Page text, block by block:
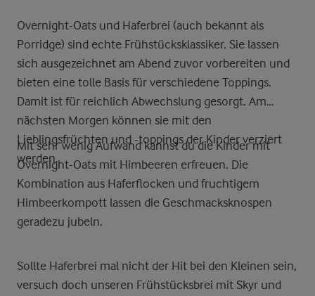
Overnight-Oats und Haferbrei (auch bekannt als
Porridge) sind echte Frühstücksklassiker. Sie lassen
sich ausgezeichnet am Abend zuvor vorbereiten und
bieten eine tolle Basis für verschiedene Toppings.
Damit ist für reichlich Abwechslung gesorgt. Am
nächsten Morgen können sie mit den
Lieblingsfrüchten und -toppings der Kinder verziert
werden.
Mit sehr wenig Aufwand kannst du die Kinder mit
Overnight-Oats mit Himbeeren erfreuen. Die
Kombination aus Haferflocken und fruchtigem
Himbeerkompott lassen die Geschmacksknospen
geradezu jubeln.
Sollte Haferbrei mal nicht der Hit bei den Kleinen sein,
versuch doch unseren Frühstücksbrei mit Skyr und